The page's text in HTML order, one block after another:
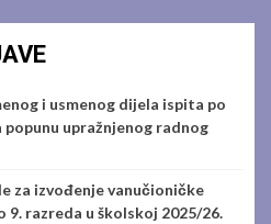
i usmenog dijela ispita po
popunu upražnjenog radnog
za izvođenje vanučioničke
9. razreda u školskoj 2025/26.